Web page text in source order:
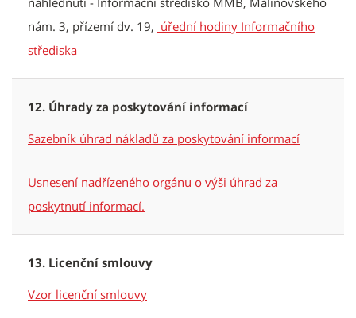
nám. 3, přízemí dv. 19, úřední hodiny Informačního
střediska
12. Úhrady za poskytování informací
Sazebník úhrad nákladů za poskytování informací
Usnesení nadřízeného orgánu o výši úhrad za
poskytnutí informací.
13. Licenční smlouvy
Vzor licenční smlouvy